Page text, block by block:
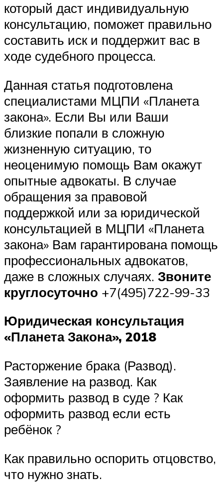
который даст индивидуальную
консультацию, поможет правильно
составить иск и поддержит вас в
ходе судебного процесса.
Данная статья подготовлена
специалистами МЦПИ «Планета
закона». Если Вы или Ваши
близкие попали в сложную
жизненную ситуацию, то
неоценимую помощь Вам окажут
опытные адвокаты. В случае
обращения за правовой
поддержкой или за юридической
консультацией в МЦПИ «Планета
закона» Вам гарантирована помощь
профессиональных адвокатов,
даже в сложных случаях. Звоните
круглосуточно +7(495)722-99-33
Юридическая консультация
«Планета Закона», 2018
Расторжение брака (Развод).
Заявление на развод. Как
оформить развод в суде ? Как
оформить развод если есть
ребёнок ?
Как правильно оспорить отцовство,
что нужно знать.